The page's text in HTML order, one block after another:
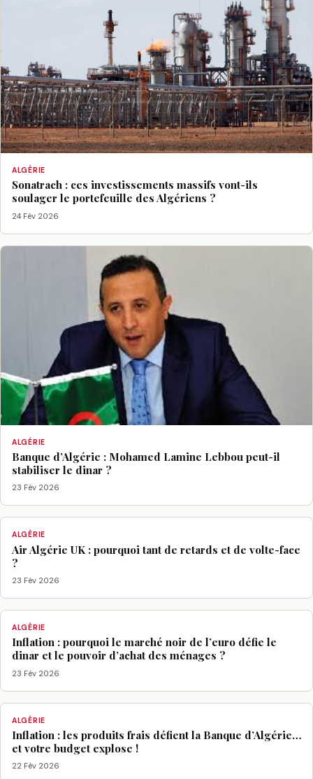
ALGÉRIE
Sonatrach : ces investissements massifs vont-ils
soulager le portefeuille des Algériens ?
24 Fév 2026
ALGÉRIE
Banque d’Algérie : Mohamed Lamine Lebbou peut-il
stabiliser le dinar ?
23 Fév 2026
ALGÉRIE
Air Algérie UK : pourquoi tant de retards et de volte-face
?
23 Fév 2026
ALGÉRIE
Inflation : pourquoi le marché noir de l’euro défie le
dinar et le pouvoir d’achat des ménages ?
23 Fév 2026
ALGÉRIE
Inflation : les produits frais défient la Banque d’Algérie…
et votre budget explose !
22 Fév 2026